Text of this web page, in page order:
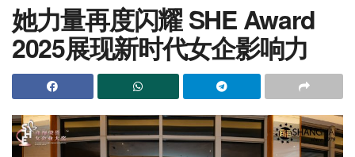
她力量再度闪耀 SHE Award
2025展现新时代女企影响力